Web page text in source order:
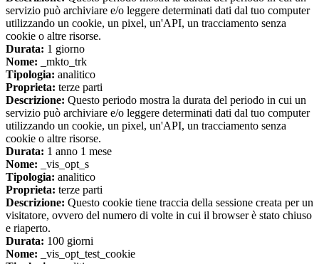
servizio può archiviare e/o leggere determinati dati dal tuo computer
utilizzando un cookie, un pixel, un'API, un tracciamento senza
cookie o altre risorse.
Durata: 1 giorno
Nome: _mkto_trk
Tipologia: analitico
Proprieta: terze parti
Descrizione: Questo periodo mostra la durata del periodo in cui un
servizio può archiviare e/o leggere determinati dati dal tuo computer
utilizzando un cookie, un pixel, un'API, un tracciamento senza
cookie o altre risorse.
Durata: 1 anno 1 mese
Nome: _vis_opt_s
Tipologia: analitico
Proprieta: terze parti
Descrizione: Questo cookie tiene traccia della sessione creata per un
visitatore, ovvero del numero di volte in cui il browser è stato chiuso
e riaperto.
Durata: 100 giorni
Nome: _vis_opt_test_cookie